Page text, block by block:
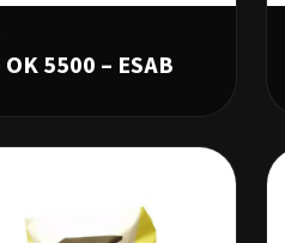
5500 – ESAB